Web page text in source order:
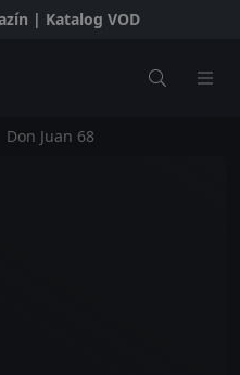
| Katalog VOD
Don Juan 68